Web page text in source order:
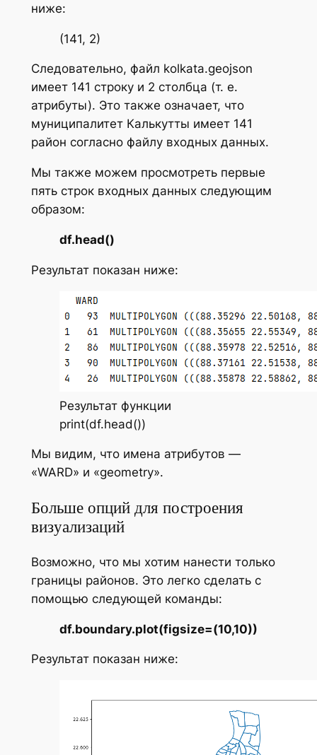
ниже:
(141, 2)
Следовательно, файл kolkata.geojson
имеет 141 строку и 2 столбца (т. е.
атрибуты). Это также означает, что
муниципалитет Калькутты имеет 141
район согласно файлу входных данных.
Мы также можем просмотреть первые
пять строк входных данных следующим
образом:
df.head()
Результат показан ниже:
Результат функции
print(df.head())
Мы видим, что имена атрибутов —
«WARD» и «geometry».
Больше опций для построения
визуализаций
Возможно, что мы хотим нанести только
границы районов. Это легко сделать с
помощью следующей команды:
df.boundary.plot(figsize=(10,10))
Результат показан ниже: